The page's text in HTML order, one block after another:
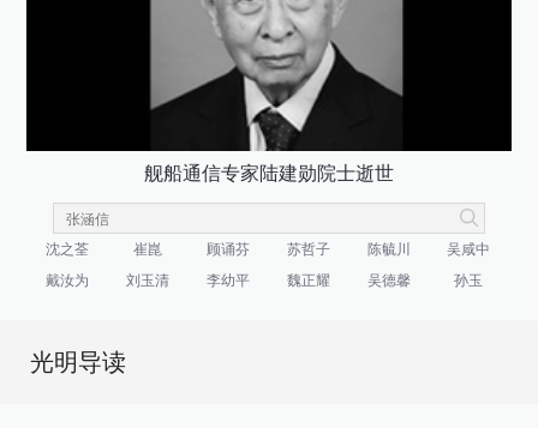
舰船通信专家陆建勋院士逝世
沈之荃 崔崑 顾诵芬 苏哲子 陈毓川
吴咸中
戴汝为
刘玉清 李幼平 魏正耀 吴德馨 孙玉
光明导读